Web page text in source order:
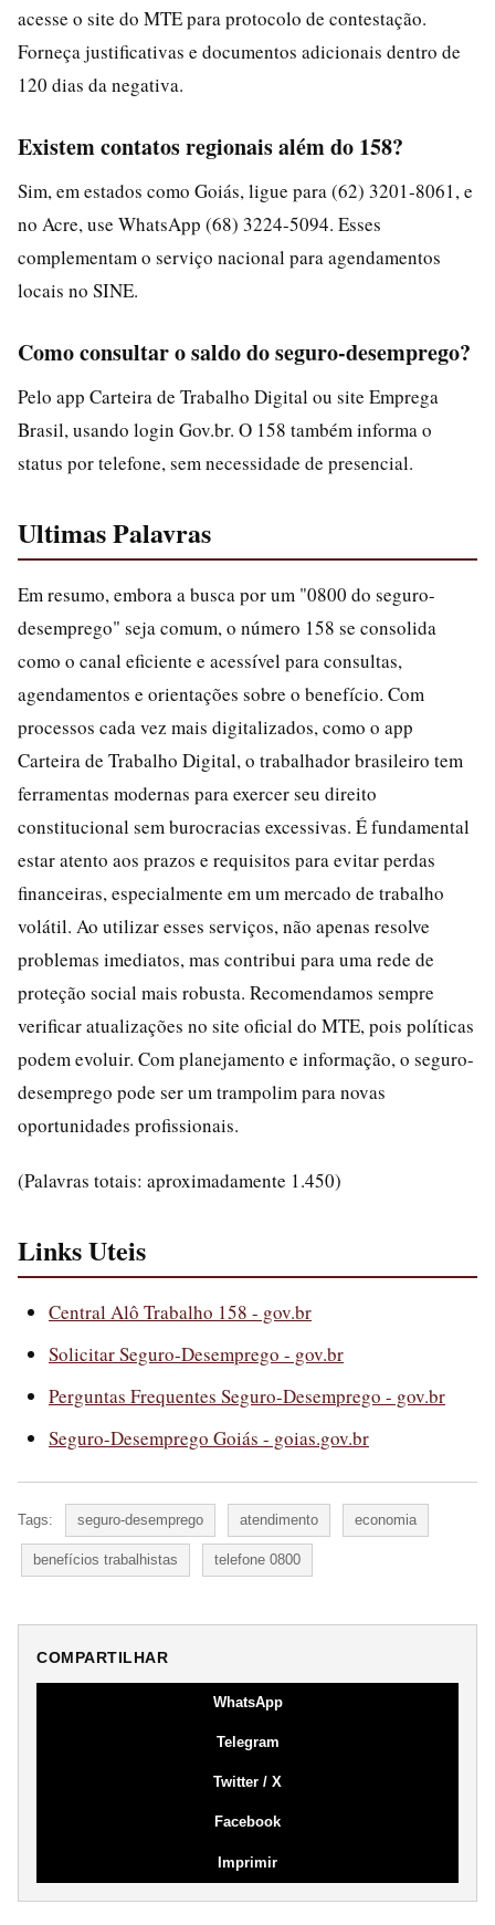
acesse o site do MTE para protocolo de contestação.
Forneça justificativas e documentos adicionais dentro de
120 dias da negativa.
Existem contatos regionais além do 158?
Sim, em estados como Goiás, ligue para (62) 3201-8061, e
no Acre, use WhatsApp (68) 3224-5094. Esses
complementam o serviço nacional para agendamentos
locais no SINE.
Como consultar o saldo do seguro-desemprego?
Pelo app Carteira de Trabalho Digital ou site Emprega
Brasil, usando login Gov.br. O 158 também informa o
status por telefone, sem necessidade de presencial.
Ultimas Palavras
Em resumo, embora a busca por um "0800 do seguro-
desemprego" seja comum, o número 158 se consolida
como o canal eficiente e acessível para consultas,
agendamentos e orientações sobre o benefício. Com
processos cada vez mais digitalizados, como o app
Carteira de Trabalho Digital, o trabalhador brasileiro tem
ferramentas modernas para exercer seu direito
constitucional sem burocracias excessivas. É fundamental
estar atento aos prazos e requisitos para evitar perdas
financeiras, especialmente em um mercado de trabalho
volátil. Ao utilizar esses serviços, não apenas resolve
problemas imediatos, mas contribui para uma rede de
proteção social mais robusta. Recomendamos sempre
verificar atualizações no site oficial do MTE, pois políticas
podem evoluir. Com planejamento e informação, o seguro-
desemprego pode ser um trampolim para novas
oportunidades profissionais.
(Palavras totais: aproximadamente 1.450)
Links Uteis
Central Alô Trabalho 158 - gov.br
Solicitar Seguro-Desemprego - gov.br
Perguntas Frequentes Seguro-Desemprego - gov.br
Seguro-Desemprego Goiás - goias.gov.br
Tags: seguro-desemprego atendimento economia
benefícios trabalhistas telefone 0800
COMPARTILHAR
WhatsApp
Telegram
Twitter / X
Facebook
Imprimir